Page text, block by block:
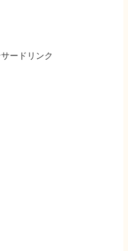
ードリンク